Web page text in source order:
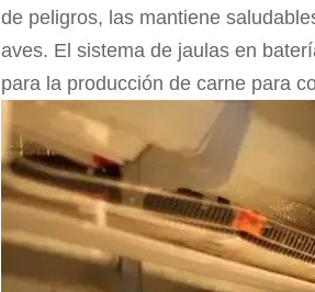
de peligros, las mantiene
aves. El sistema de jaulas en
para la producción de carne para